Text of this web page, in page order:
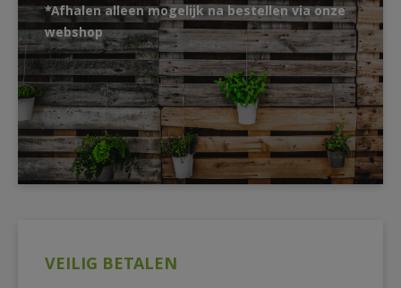
*Afhalen alleen mogelijk na bestellen via onze
webshop
VEILIG BETALEN